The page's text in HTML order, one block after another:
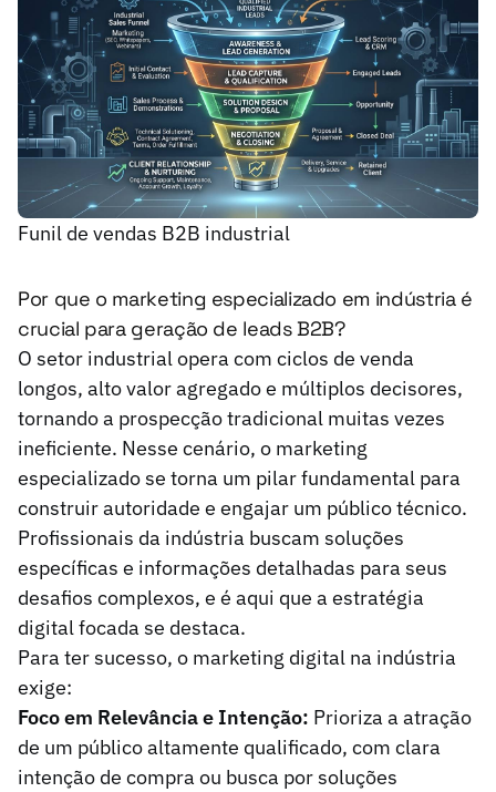
Funil de vendas B2B industrial
Por que o marketing especializado em indústria é
crucial para geração de leads B2B?
O setor industrial opera com ciclos de venda
longos, alto valor agregado e múltiplos decisores,
tornando a prospecção tradicional muitas vezes
ineficiente. Nesse cenário, o marketing
especializado se torna um pilar fundamental para
construir autoridade e engajar um público técnico.
Profissionais da indústria buscam soluções
específicas e informações detalhadas para seus
desafios complexos, e é aqui que a estratégia
digital focada se destaca.
Para ter sucesso, o marketing digital na indústria
exige:
Foco em Relevância e Intenção: Prioriza a atração
de um público altamente qualificado, com clara
intenção de compra ou busca por soluções